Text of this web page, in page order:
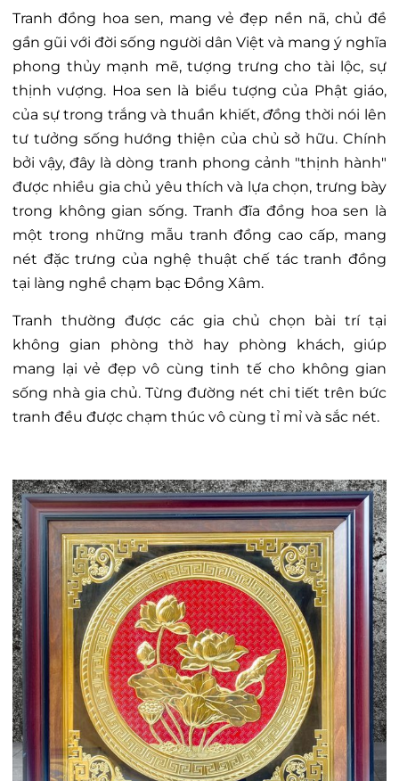
Tranh đồng hoa sen, mang vẻ đẹp nền nã, chủ đề
gần gũi với đời sống người dân Việt và mang ý nghĩa
phong thủy mạnh mẽ, tượng trưng cho tài lộc, sự
thịnh vượng. Hoa sen là biểu tượng của Phật giáo,
của sự trong trắng và thuần khiết,đồng thời nói lên
tư tưởng sống hướng thiện của chủ sở hữu. Chính
bởi vậy, đây là dòng tranh phong cảnh "thịnh hành"
được nhiều gia chủ yêu thích và lựa chọn, trưng bày
trong không gian sống. Tranh đĩa đồng hoa sen là
một trong những mẫu tranh đồng cao cấp, mang
nét đặc trưng của nghệ thuật chế tác tranh đồng
tại làng nghề chạm bạc Đồng Xâm.
Tranh thường được các gia chủ chọn bài trí tại
không gian phòng thờ hay phòng khách, giúp
mang lại vẻ đẹp vô cùng tinh tế cho không gian
sống nhà gia chủ. Từng đường nét chi tiết trên bức
tranh đều được chạm thúc vô cùng tỉ mỉ và sắc nét.